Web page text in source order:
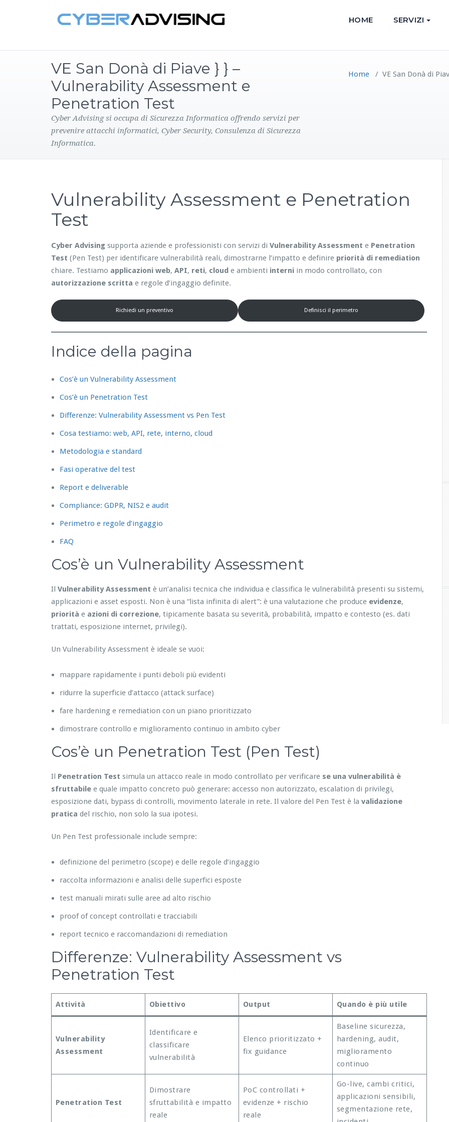
HOME SERVIZI
VE San Donà di Piave } } –
Vulnerability Assessment e
Penetration Test
Cyber Advising si occupa di Sicurezza Informatica offrendo servizi per
prevenire attacchi informatici, Cyber Security, Consulenza di Sicurezza
Informatica.
Home / VE San Donà di
Vulnerability Assessment e Penetration
Test
Cyber Advising supporta aziende e professionisti con servizi di Vulnerability Assessment e Penetration
Test (Pen Test) per identificare vulnerabilità reali, dimostrarne l’impatto e definire priorità di remediation
chiare. Testiamo applicazioni web, API, reti, cloud e ambienti interni in modo controllato, con
autorizzazione scritta e regole d’ingaggio definite.
Richiedi un preventivo Definisci il perimetro
Indice della pagina
Cos’è un Vulnerability Assessment
Cos’è un Penetration Test
Differenze: Vulnerability Assessment vs Pen Test
Cosa testiamo: web, API, rete, interno, cloud
Metodologia e standard
Fasi operative del test
Report e deliverable
Compliance: GDPR, NIS2 e audit
Perimetro e regole d’ingaggio
FAQ
Cos’è un Vulnerability Assessment
Il Vulnerability Assessment è un’analisi tecnica che individua e classifica le vulnerabilità presenti su sistemi,
applicazioni e asset esposti. Non è una “lista infinita di alert”: è una valutazione che produce evidenze,
priorità e azioni di correzione, tipicamente basata su severità, probabilità, impatto e contesto (es. dati
trattati, esposizione internet, privilegi).
Un Vulnerability Assessment è ideale se vuoi:
mappare rapidamente i punti deboli più evidenti
ridurre la superficie d’attacco (attack surface)
fare hardening e remediation con un piano prioritizzato
dimostrare controllo e miglioramento continuo in ambito cyber
Cos’è un Penetration Test (Pen Test)
Il Penetration Test simula un attacco reale in modo controllato per verificare se una vulnerabilità è
sfruttabile e quale impatto concreto può generare: accesso non autorizzato, escalation di privilegi,
esposizione dati, bypass di controlli, movimento laterale in rete. Il valore del Pen Test è la validazione
pratica del rischio, non solo la sua ipotesi.
Un Pen Test professionale include sempre:
definizione del perimetro (scope) e delle regole d’ingaggio
raccolta informazioni e analisi delle superfici esposte
test manuali mirati sulle aree ad alto rischio
proof of concept controllati e tracciabili
report tecnico e raccomandazioni di remediation
Differenze: Vulnerability Assessment vs
Penetration Test
Attività Obiettivo Output Quando è più utile
Vulnerability
Assessment
Identificare e
classificare
vulnerabilità
Elenco prioritizzato +
fix guidance
Baseline sicurezza,
hardening, audit,
miglioramento
continuo
Penetration Test
Dimostrare
sfruttabilità e impatto
reale
PoC controllati +
evidenze + rischio
reale
Go-live, cambi critici,
applicazioni sensibili,
segmentazione rete,